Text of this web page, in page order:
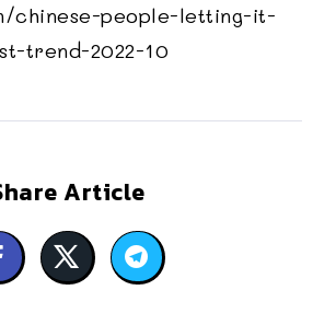
chinese-people-letting-it-
trend-2022-10
Article